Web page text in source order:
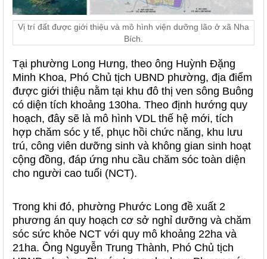
Vị trí đất được giới thiệu và mô hình viện dưỡng lão ở xã Nha
Bích.
Tại phường Long Hưng, theo ông Huỳnh Đặng
Minh Khoa, Phó Chủ tịch UBND phường, địa điểm
được giới thiệu nằm tại khu đô thị ven sông Buông
có diện tích khoảng 130ha. Theo định hướng quy
hoạch, đây sẽ là mô hình VDL thế hệ mới, tích
hợp chăm sóc y tế, phục hồi chức năng, khu lưu
trú, công viên dưỡng sinh và không gian sinh hoạt
cộng đồng, đáp ứng nhu cầu chăm sóc toàn diện
cho người cao tuổi (NCT).
Trong khi đó, phường Phước Long đề xuất 2
phương án quy hoạch cơ sở nghỉ dưỡng và chăm
sóc sức khỏe NCT với quy mô khoảng 22ha và
21ha. Ông Nguyễn Trung Thành, Phó Chủ tịch